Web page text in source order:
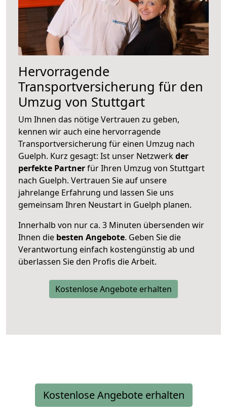
Hervorragende
Transportversicherung für den
Umzug von Stuttgart
Um Ihnen das nötige Vertrauen zu geben,
kennen wir auch eine hervorragende
Transportversicherung für einen Umzug nach
Guelph. Kurz gesagt: Ist unser Netzwerkder
perfekte Partnerfür Ihren Umzug von Stuttgart
nach Guelph. Vertrauen Sie auf unsere
jahrelange Erfahrung und lassen Sie uns
gemeinsam Ihren Neustart in Guelph planen.
Innerhalb von nur ca. 3 Minuten übersenden wir
Ihnen die besten Angebote. Geben Sie die
Verantwortung einfach kostengünstig ab und
überlassen Sie den Profis die Arbeit.
Kostenlose Angebote erhalten
Kostenlose Angebote erhalten